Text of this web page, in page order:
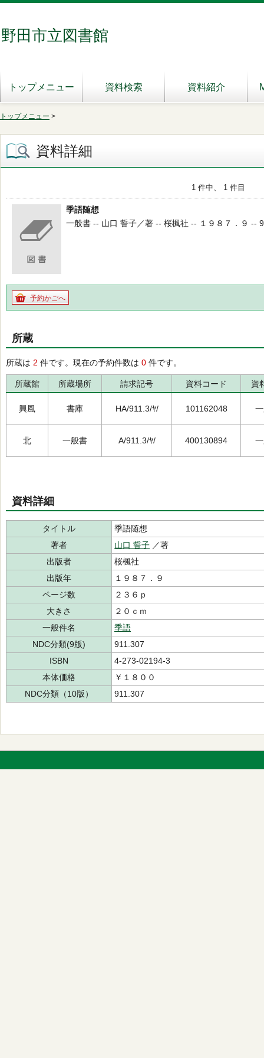
野田市立図書館
トップメニュー 資料検索 資料紹介
トップメニュー >
資料詳細
1 件中、 1 件目
季語随想
一般書 -- 山口 誓子／著 -- 桜楓社 -- １９８７．９ --
予約かごへ
所蔵
所蔵は 2 件です。現在の予約件数は 0 件です。
所蔵館 所蔵場所 請求記号 資料コード 資
興風 書庫 HA/911.3/ﾔ/ 101162048
北 一般書 A/911.3/ﾔ/ 400130894
資料詳細
タイトル
季語随想
著者
山口 誓子 ／著
出版者
桜楓社
出版年
１９８７．９
ページ数
２３６ｐ
大きさ
２０ｃｍ
一般件名
季語
NDC分類(9版)
911.307
ISBN
4-273-02194-3
本体価格
￥１８００
NDC分類（10版）
911.307